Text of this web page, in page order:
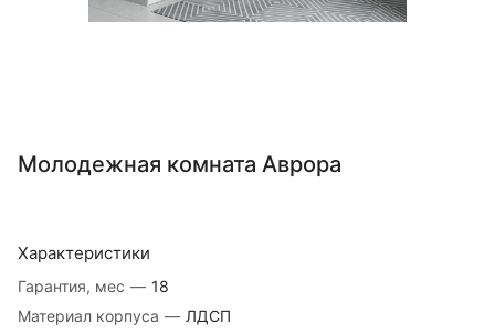
Молодежная комната Аврора
Характеристики
Гарантия, мес — 18
Материал корпуса — ЛДСП